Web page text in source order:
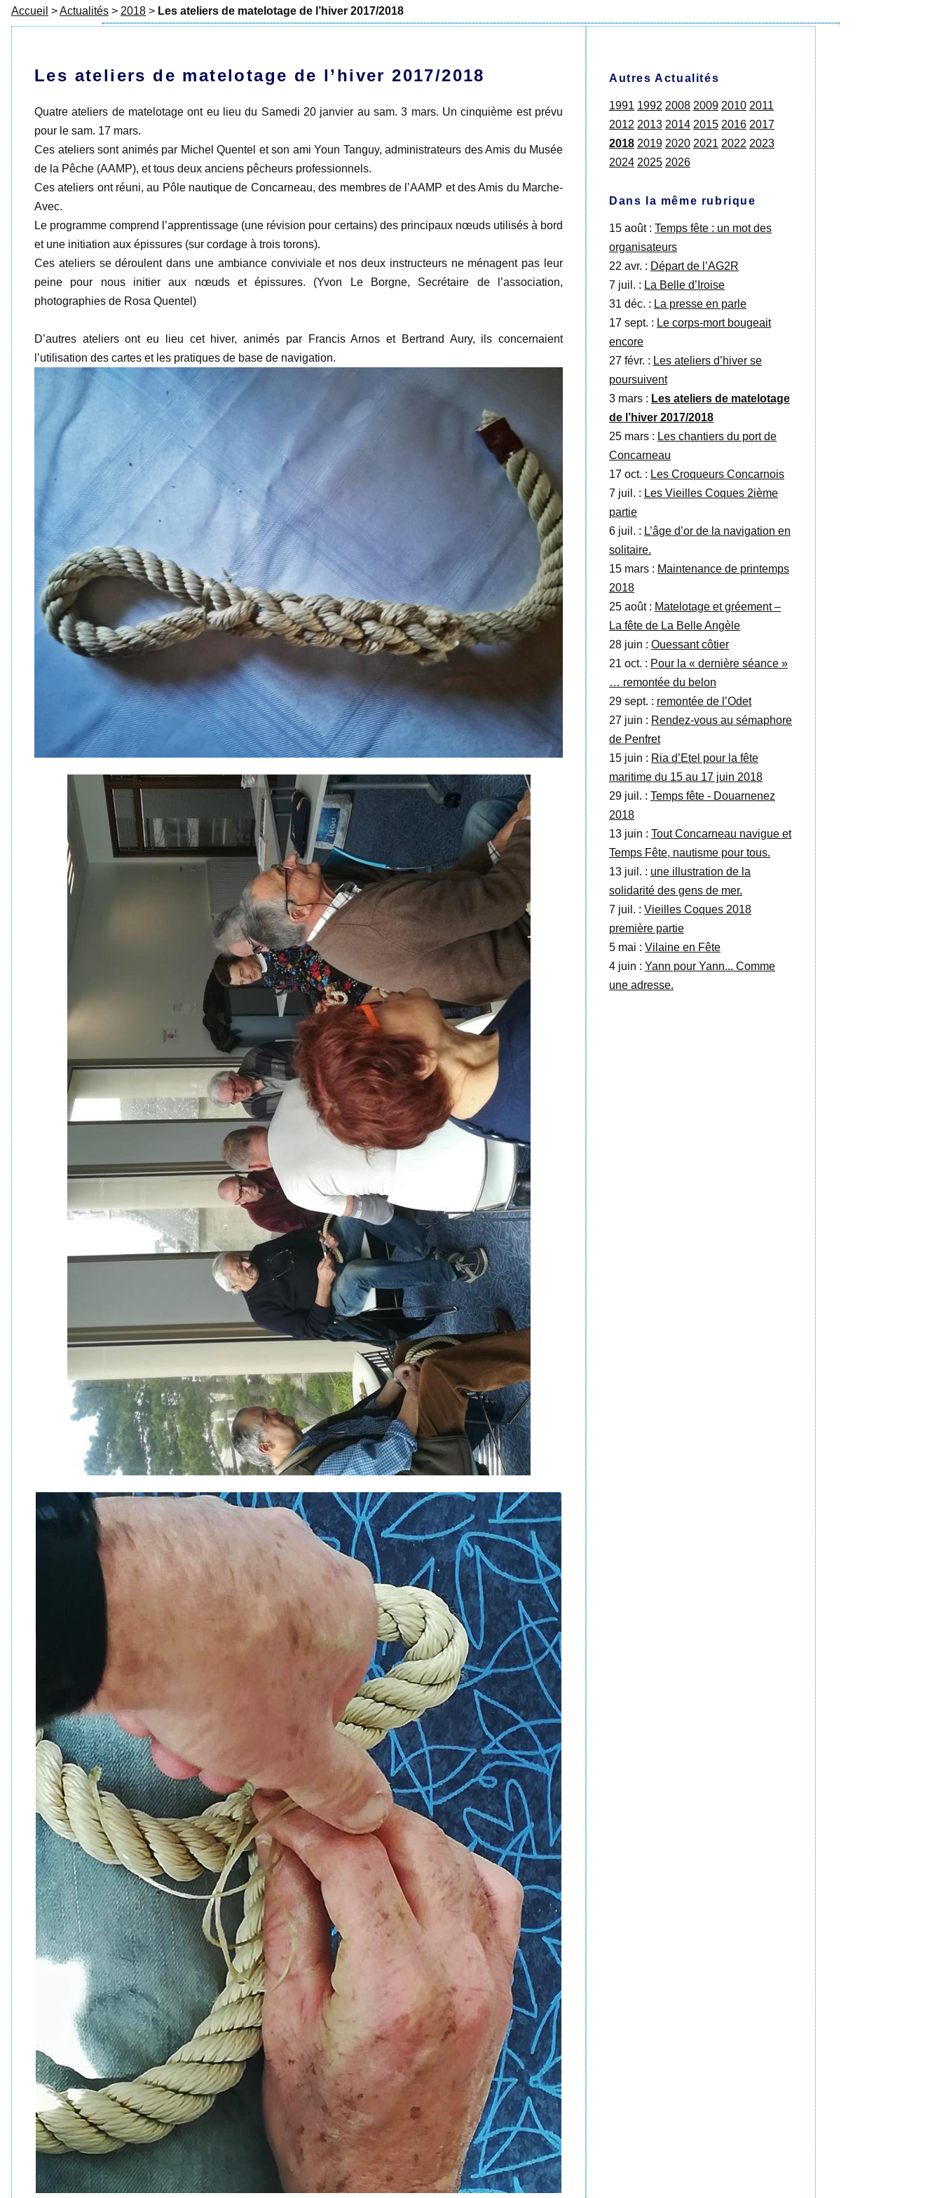
Accueil >Actualités > 2018 > Les ateliers de matelotage de l’hiver 2017/2018
Les ateliers de matelotage de l’hiver 2017/2018
Quatre ateliers de matelotage ont eu lieu du Samedi 20 janvier au sam. 3 mars. Un cinquième est prévu
pour le sam. 17 mars.
Ces ateliers sont animés par Michel Quentel et son ami Youn Tanguy, administrateurs des Amis du Musée
de la Pêche (AAMP), et tous deux anciens pêcheurs professionnels.
Ces ateliers ont réuni, au Pôle nautique de Concarneau, des membres de l’AAMP et des Amis du Marche-
Avec.
Le programme comprend l’apprentissage (une révision pour certains) des principaux nœuds utilisés à bord
et une initiation aux épissures (sur cordage à trois torons).
Ces ateliers se déroulent dans une ambiance conviviale et nos deux instructeurs ne ménagent pas leur
peine pour nous initier aux nœuds et épissures. (Yvon Le Borgne, Secrétaire de l’association,
photographies de Rosa Quentel)
D’autres ateliers ont eu lieu cet hiver, animés par Francis Arnos et Bertrand Aury, ils concernaient
l’utilisation des cartes et les pratiques de base de navigation.
Autres Actualités
1991 1992 2008 2009 2010 2011
2012 2013 2014 2015 2016 2017
2018 2019 2020 2021 2022 2023
2024 2025 2026
Dans la même rubrique
15 août : Temps fête : un mot des
organisateurs
22 avr. : Départ de l’AG2R
7 juil. : La Belle d’Iroise
31 déc. : La presse en parle
17 sept. : Le corps-mort bougeait
encore
27 févr. : Les ateliers d’hiver se
poursuivent
3 mars : Les ateliers de matelotage
de l’hiver 2017/2018
25 mars : Les chantiers du port de
Concarneau
17 oct. : Les Croqueurs Concarnois
7 juil. : Les Vieilles Coques 2ième
partie
6 juil. : L’âge d’or de la navigation en
solitaire.
15 mars : Maintenance de printemps
2018
25 août : Matelotage et gréement –
La fête de La Belle Angèle
28 juin : Ouessant côtier
21 oct. : Pour la « dernière séance »
… remontée du belon
29 sept. : remontée de l’Odet
27 juin : Rendez-vous au sémaphore
de Penfret
15 juin : Ria d’Etel pour la fête
maritime du 15 au 17 juin 2018
29 juil. : Temps fête - Douarnenez
2018
13 juin : Tout Concarneau navigue et
Temps Fête, nautisme pour tous.
13 juil. : une illustration de la
solidarité des gens de mer.
7 juil. : Vieilles Coques 2018
première partie
5 mai : Vilaine en Fête
4 juin : Yann pour Yann... Comme
une adresse.